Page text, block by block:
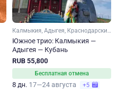
Калмыкия, Адыгея, Краснодарский край
Южное трио: Калмыкия —
Адыгея — Кубань
RUB 55,800
Бесплатная отмена
8 дн. 17—24 августа +5